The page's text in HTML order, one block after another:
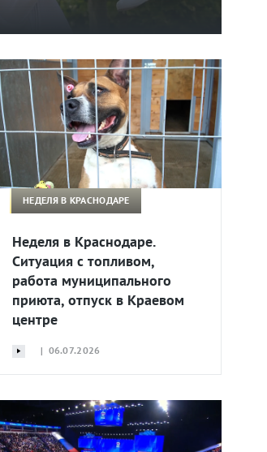
НЕДЕЛЯ В КРАСНОДАРЕ
Неделя в Краснодаре.
Ситуация с топливом,
работа муниципального
приюта, отпуск в Краевом
центре
| 06.07.2026